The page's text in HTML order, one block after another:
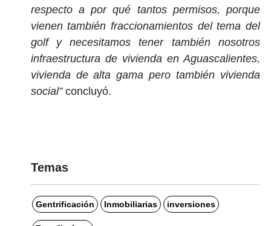
respecto a por qué tantos permisos, porque
vienen también fraccionamientos del tema del
golf y necesitamos tener también nosotros
infraestructura de vivienda en Aguascalientes,
vivienda de alta gama pero también vivienda
social”concluyó.
Temas
Gentrificación Inmobiliarias inversiones